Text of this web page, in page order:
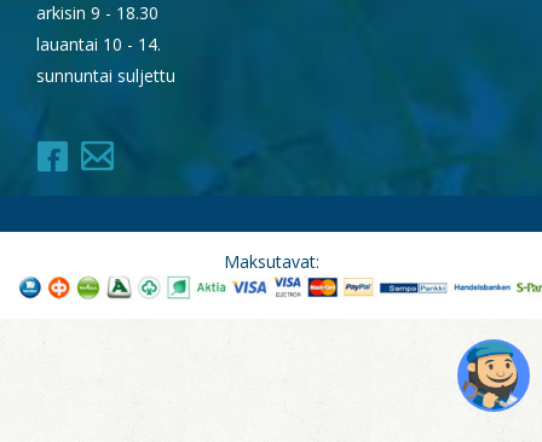
arkisin 9 - 18.30
lauantai 10 - 14.
sunnuntai suljettu
Maksutavat: